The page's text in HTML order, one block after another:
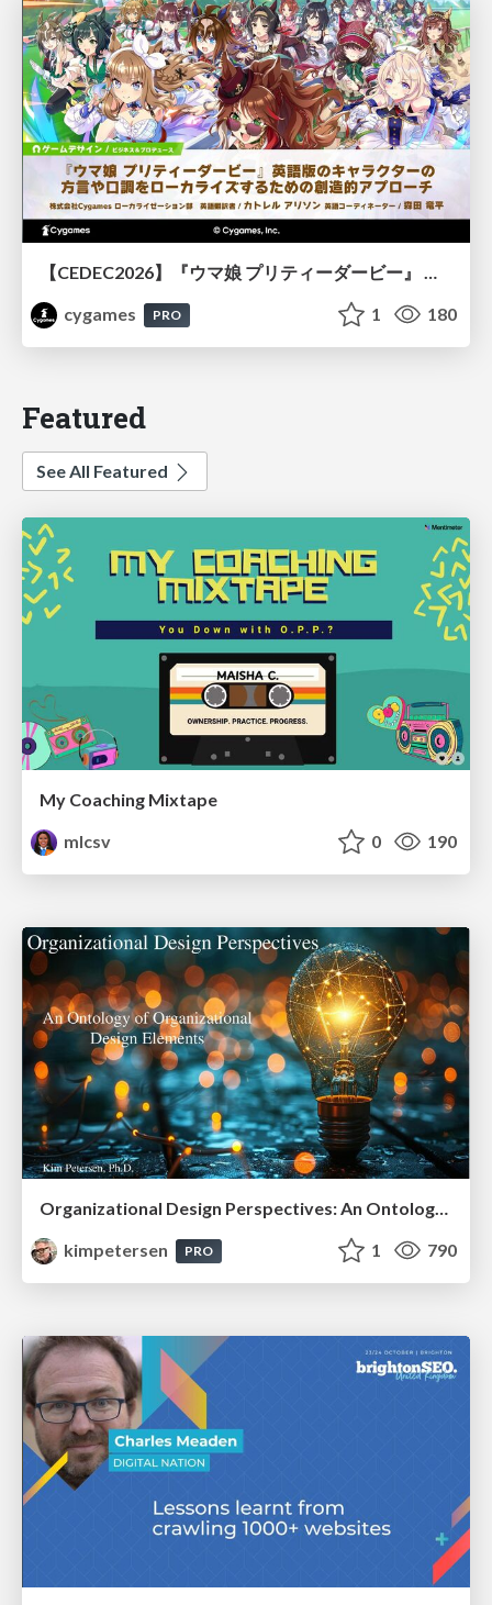
【CEDEC2026】『ウマ娘 プリティーダービー』 英語版のキャラクターの方言や口調をローカライズするための創造的アプローチ
cygames
PRO 1 180
Featured
See All Featured
My Coaching Mixtape
mlcsv
0 190
Organizational Design Perspectives: An Ontology of Organizational Design Elements
kimpetersen
PRO 1 790